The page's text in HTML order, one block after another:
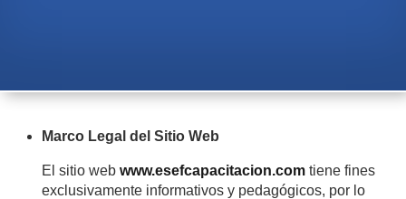
Marco Legal del Sitio Web
El sitio web www.esefcapacitacion.com tiene fines
exclusivamente informativos y pedagógicos, por lo